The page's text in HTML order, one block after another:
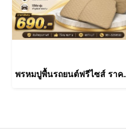
พรหมปูพื้นรถยนต์ฟรีไซ